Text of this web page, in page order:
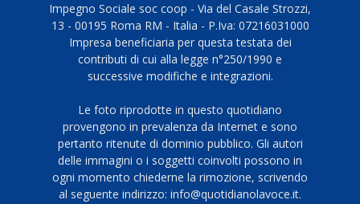
Impegno Sociale soc coop - Via del Casale Strozzi,
13 - 00195 Roma RM - Italia - P.Iva: 07216031000
Impresa beneficiaria per questa testata dei
contributi di cui alla legge n°250/1990 e
successive modifiche e integrazioni.
Le foto riprodotte in questo quotidiano
provengono in prevalenza da Internet e sono
pertanto ritenute di dominio pubblico. Gli autori
delle immagini o i soggetti coinvolti possono in
ogni momento chiederne la rimozione, scrivendo
al seguente indirizzo: info@quotidianolavoce.it.